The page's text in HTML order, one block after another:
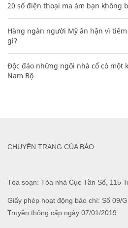
20 số điện thoại ma ám bạn không
Hàng ngàn người Mỹ ân hận vì tiêm
gì?
Độc đáo những ngôi nhà cổ có một
Nam Bộ
Tòa soạn: Tòa nhà Cục Tần Số, 115
Giấy phép hoạt động báo chí: Số 09/
Truyền thông cấp ngày 07/01/2019.
CHUYÊN TRANG CỦA BÁO